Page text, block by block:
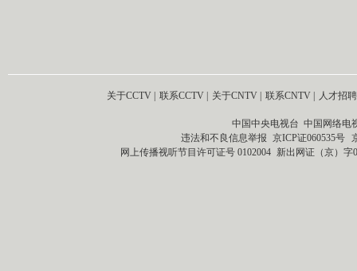
关于CCTV 联系CCTV 关于CNTV 联系CNTV 人才招聘
中国中央电视台 中国网络电
违法和不良信息举报 京ICP证060535号
网上传播视听节目许可证号 0102004 新出网证（京）